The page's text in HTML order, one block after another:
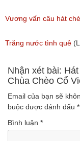
(Lượt nghe: 105)
Vương vấn câu hát
Trăng nước tình quê
Nhận xét bài:
Chùa Chèo Cổ
Email của bạn sẽ
buộc được đánh dấu *
Bình luận *